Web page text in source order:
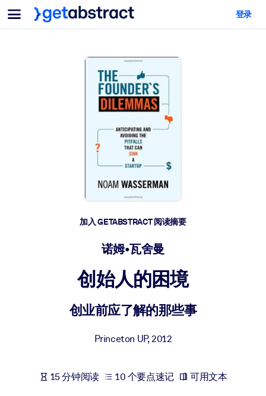
菜单
面向团队与管理者
为您的员工配备关键的人工智能技能。
帮助您的管理者为未来的工作时代做好准备。
让团队更轻松地共同学习、解决实际问题并更快采取行动。
培养您的员工应对未来挑战所需的技能。
面向 LMS/LXP
将简短且经过验证的知识引入您的 LMS/LXP，以获得更强的学习效
面向人工智能系统
登录
加入 GETABSTRACT 阅读摘要
诺姆•瓦舍曼
创始人的困境
创业前应了解的那些事
Princeton UP,2012
15 分钟阅读 10 个要点速记 可用文本